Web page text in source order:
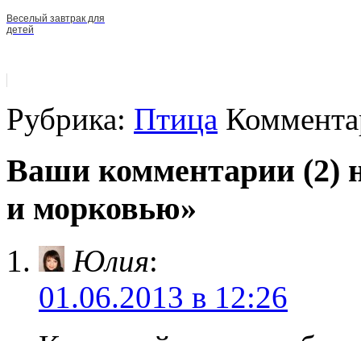
Веселый завтрак для
детей
Рубрика: Птица
Ваши комментарии (2)
и морковью»
Юлия:
01.06.2013 в 12:26